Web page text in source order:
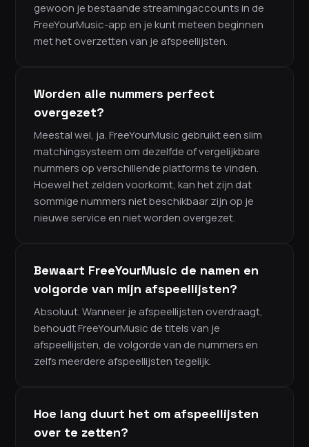
gewoon je bestaande streamingaccounts in de
FreeYourMusic-app en je kunt meteen beginnen
met het overzetten van je afspeellijsten.
Worden alle nummers perfect
overgezet?
Meestal wel, ja. FreeYourMusic gebruikt een slim
matchingsysteem om dezelfde of vergelijkbare
nummers op verschillende platforms te vinden.
Hoewel het zelden voorkomt, kan het zijn dat
sommige nummers niet beschikbaar zijn op je
nieuwe service en niet worden overgezet.
Bewaart FreeYourMusic de namen en
volgorde van mijn afspeellijsten?
Absoluut. Wanneer je afspeellijsten overdraagt,
behoudt FreeYourMusic de titels van je
afspeellijsten, de volgorde van de nummers en
zelfs meerdere afspeellijsten tegelijk.
Hoe lang duurt het om afspeellijsten
over te zetten?